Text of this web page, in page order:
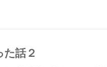
た話２